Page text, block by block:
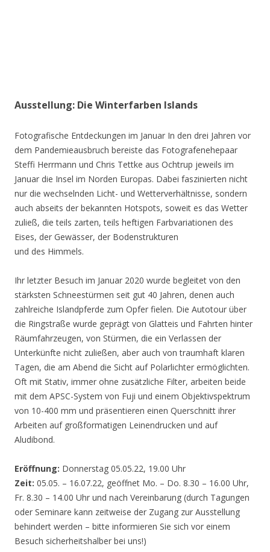
Ausstellung: Die Winterfarben Islands
Fotografische Entdeckungen im Januar In den drei Jahren vor
dem Pandemieausbruch bereiste das Fotografenehepaar
Steffi Herrmann und Chris Tettke aus Ochtrup jeweils im
Januar die Insel im Norden Europas. Dabei faszinierten nicht
nur die wechselnden Licht- und Wetterverhältnisse, sondern
auch abseits der bekannten Hotspots, soweit es das Wetter
zuließ, die teils zarten, teils heftigen Farbvariationen des
Eises, der Gewässer, der Bodenstrukturen
und des Himmels.
Ihr letzter Besuch im Januar 2020 wurde begleitet von den
stärksten Schneestürmen seit gut 40 Jahren, denen auch
zahlreiche Islandpferde zum Opfer fielen. Die Autotour über
die Ringstraße wurde geprägt von Glatteis und Fahrten hinter
Räumfahrzeugen, von Stürmen, die ein Verlassen der
Unterkünfte nicht zuließen, aber auch von traumhaft klaren
Tagen, die am Abend die Sicht auf Polarlichter ermöglichten.
Oft mit Stativ, immer ohne zusätzliche Filter, arbeiten beide
mit dem APSC-System von Fuji und einem Objektivspektrum
von 10-400 mm und präsentieren einen Querschnitt ihrer
Arbeiten auf großformatigen Leinendrucken und auf
Aludibond.
Eröffnung: Donnerstag 05.05.22, 19.00 Uhr
Zeit: 05.05. – 16.07.22, geöffnet Mo. – Do. 8.30 – 16.00 Uhr,
Fr. 8.30 – 14.00 Uhr und nach Vereinbarung (durch Tagungen
oder Seminare kann zeitweise der Zugang zur Ausstellung
behindert werden – bitte informieren Sie sich vor einem
Besuch sicherheitshalber bei uns!)